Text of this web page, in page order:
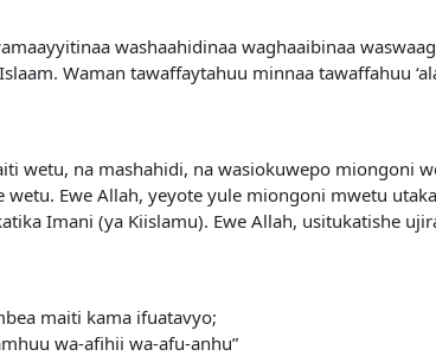
washaahidinaa waghaaibinaa
Waman tawaffaytahuu minnaa tawaffahuu
wetu, na mashahidi, na wasiokuwepo
Ewe Allah, yeyote yule miongoni mwetu
Imani (ya Kiislamu). Ewe Allah, usitukatishe
maiti kama ifuatavyo;
wa-afihii wa-afu-anhu”